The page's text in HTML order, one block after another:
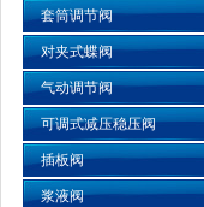
套筒调节阀
对夹式蝶阀
气动调节阀
可调式减压稳压阀
插板阀
浆液阀